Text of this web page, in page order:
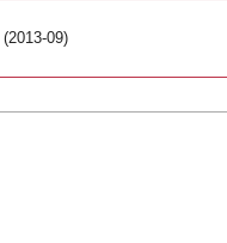
(2013-09)